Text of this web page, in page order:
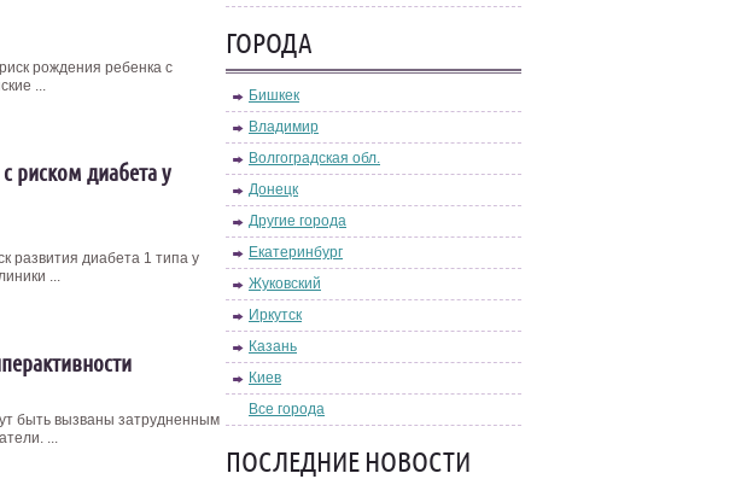
рождения ребенка с
...
риском диабета у
развития диабета 1 типа у
...
быть вызваны затрудненным
...
ГОРОДА
Бишкек
Владимир
Волгоградская обл.
Донецк
Другие города
Екатеринбург
Жуковский
Иркутск
Казань
Киев
Все города
ПОСЛЕДНИЕ НОВОСТИ